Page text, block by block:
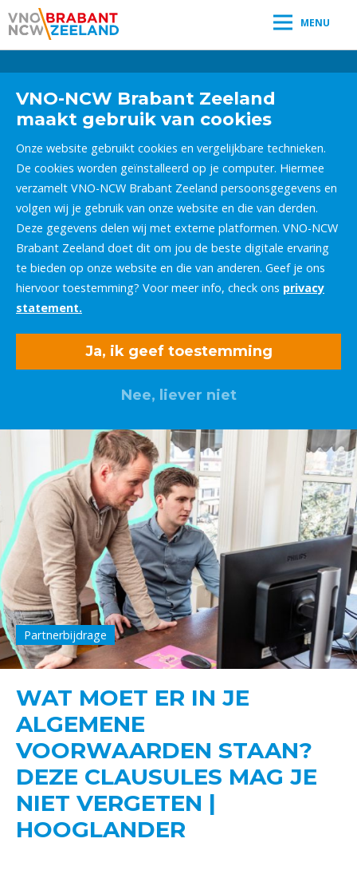
MENU
VNO-NCW Brabant Zeeland
maakt gebruik van cookies
Onze website gebruikt cookies en vergelijkbare technieken.
De cookies worden geïnstalleerd op je computer. Hiermee
verzamelt VNO-NCW Brabant Zeeland persoonsgegevens en
volgen wij je gebruik van onze website en die van derden.
Deze gegevens delen wij met externe platformen. VNO-NCW
Brabant Zeeland doet dit om jou de beste digitale ervaring
te bieden op onze website en die van anderen. Geef je ons
hiervoor toestemming? Voor meer info, check ons privacy
statement.
Ja, ik geef toestemming
Nee, liever niet
Partnerbijdrage
WAT MOET ER IN JE
ALGEMENE
VOORWAARDEN STAAN?
DEZE CLAUSULES MAG JE
NIET VERGETEN |
HOOGLANDER